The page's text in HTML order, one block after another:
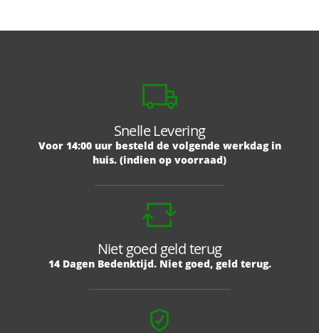
Snelle Levering
Voor 14:00 uur besteld de volgende werkdag in
huis. (indien op voorraad)
Niet goed geld terug
14 Dagen Bedenktijd. Niet goed, geld terug.